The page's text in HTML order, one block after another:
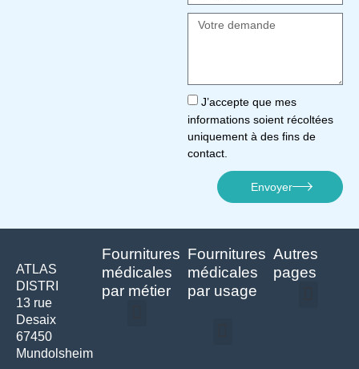
J’accepte que mes
informations soient récoltées
uniquement à des fins de
contact.
Envoyer
ATLAS
DISTRI
13 rue
Desaix
67450
Mundolsheim
Fournitures
médicales
par métier
Fournitures
médicales
par usage
Autres
pages